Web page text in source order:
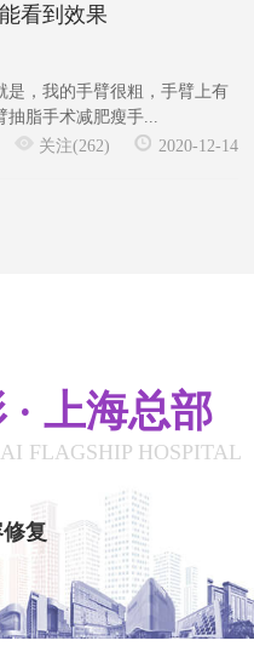
看到效果
是，我的手臂很粗，手臂上有
脂手术减肥瘦手...
关注(262)
2020-12-14
上海总部
FLAGSHIP HOSPITAL
复